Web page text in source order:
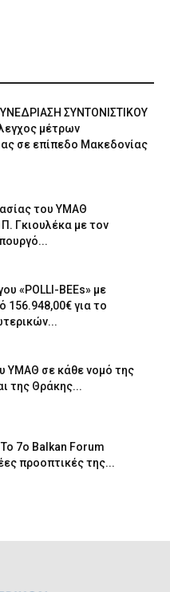
ΣΥΝΤΟΝΙΣΤΙΚΟΥ
μέτρων
σε επίπεδο Μακεδονίας
του ΥΜΑΘ
Γκιουλέκα με τον
«POLLI-BEEs» με
156.948,00€ για το
ΥΜΑΘ σε κάθε νομό της
της Θράκης...
7ο Balkan Forum
προοπτικές της...